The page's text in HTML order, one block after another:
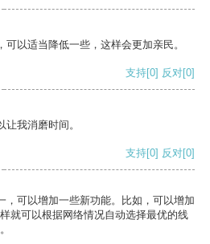
以适当降低一些，这样会更加亲民。
支持[0] 反对[0]
我消磨时间。
支持[0] 反对[0]
，可以增加一些新功能。比如，可以增加
就可以根据网络情况自动选择最优的线